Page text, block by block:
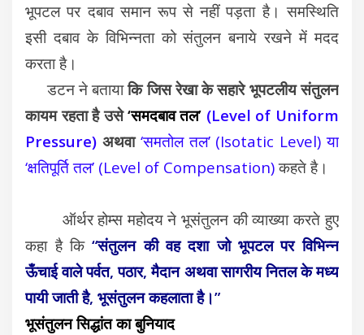
भूपटल पर दबाव समान रूप से नहीं पड़ता है। समस्थिति
इसी दबाव के विभिन्नता को संतुलन बनाये रखने में मदद
करता है।
डटन ने बतायाकि जिस रेखा के सहारे भूपटलीय संतुलन
कायम रहता है उसे‘समदबाव तल’ (Level of Uniform
Pressure) अथवा ‘समतोल तल’ (Isotatic Level) या
‘क्षतिपूर्ति तल’ (Level of Compensation)कहते है।
ऑर्थर होम्स महोदय ने भूसंतुलन की व्याख्या करते हुए
कहा है कि “संतुलन की वह दशा जो भूपटल पर विभिन्न
ऊँचाई वाले पर्वत, पठार, मैदान अथवा सागरीय नितल के मध्य
पायी जाती है, भूसंतुलन कहलाता है।”
भूसंतुलन सिद्धांत का बुनियाद